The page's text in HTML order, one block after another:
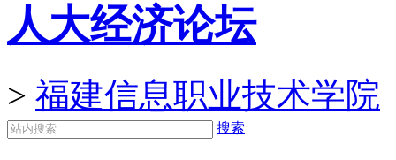
人大经济论坛
> 福建信息职业技术学院
搜索